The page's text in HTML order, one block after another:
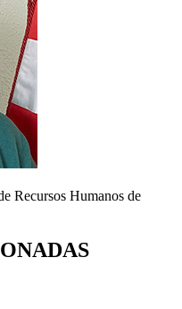
Recursos Humanos de